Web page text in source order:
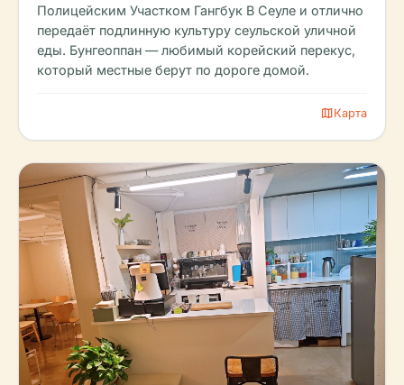
Полицейским Участком Гангбук В Сеуле и отлично
передаёт подлинную культуру сеульской уличной
еды. Бунгеоппан — любимый корейский перекус,
который местные берут по дороге домой.
mapКарта